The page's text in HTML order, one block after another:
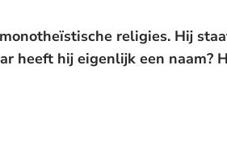
religies. Hij
heeft hij eigenlijk een naam?